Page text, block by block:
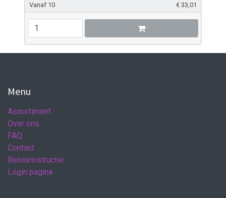
Vanaf 10
€ 33,01
Menu
Assortiment
Over ons
FAQ
Contact
Retourinstructie
Login pagina